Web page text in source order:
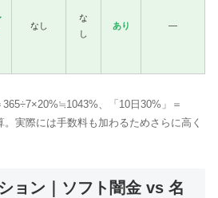
なし
な
し
あり —
、「10日30%」＝
実際には手数料も加わるためさらに高く
ョン｜ソフト闇金 vs 名